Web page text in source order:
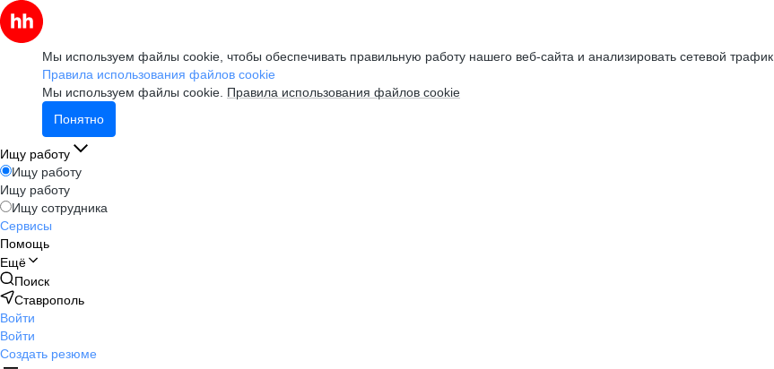
Мы используем файлы cookie, чтобы обеспечивать правильную работу нашего веб-сайта и анализировать сетевой трафик.
Правила использования файлов cookie
Мы используем файлы cookie. Правила использования файлов cookie
Понятно
Ищу работу
Ищу работу
Ищу работу
Ищу сотрудника
Сервисы
Помощь
Ещё
Поиск
Ставрополь
Войти
Войти
Создать резюме